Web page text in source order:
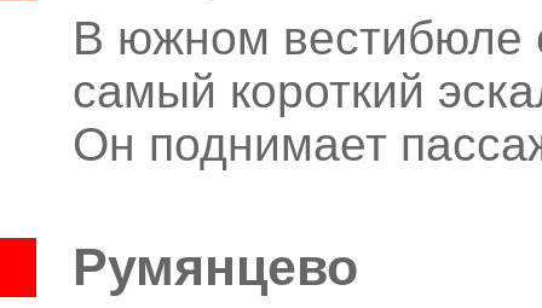
В южном вестибюле
самый короткий
Он поднимает
Румянцево